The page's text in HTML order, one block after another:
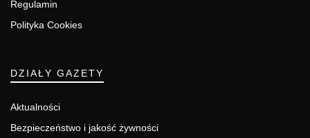
Regulamin
Polityka Cookies
DZIAŁY GAZETY
Aktualności
Bezpieczeństwo i jakość żywności